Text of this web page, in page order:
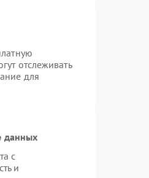
отслеживать
для
данных
с
и